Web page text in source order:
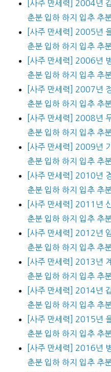
[사주 만세력] 2004년
춘분 입하 하지 입추 추
[사주 만세력] 2005년
춘분 입하 하지 입추 추
[사주 만세력] 2006년
춘분 입하 하지 입추 추
[사주 만세력] 2007년
춘분 입하 하지 입추 추
[사주 만세력] 2008년
춘분 입하 하지 입추 추
[사주 만세력] 2009년
춘분 입하 하지 입추 추
[사주 만세력] 2010년
춘분 입하 하지 입추 추
[사주 만세력] 2011년
춘분 입하 하지 입추 추
[사주 만세력] 2012년
춘분 입하 하지 입추 추
[사주 만세력] 2013년
춘분 입하 하지 입추 추
[사주 만세력] 2014년
춘분 입하 하지 입추 추
[사주 만세력] 2015년
춘분 입하 하지 입추 추
[사주 만세력] 2016년
춘분 입하 하지 입추 추